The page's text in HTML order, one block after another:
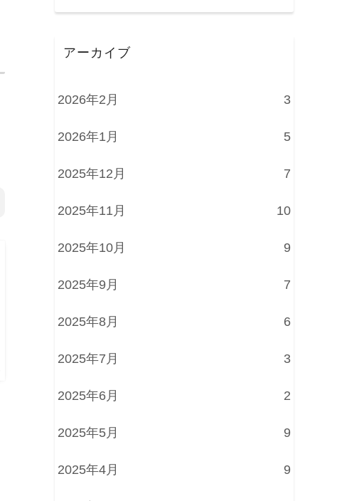
アーカイブ
2026年2月 3
2026年1月 5
2025年12月 7
2025年11月 10
2025年10月 9
2025年9月 7
2025年8月 6
2025年7月 3
2025年6月 2
2025年5月 9
2025年4月 9